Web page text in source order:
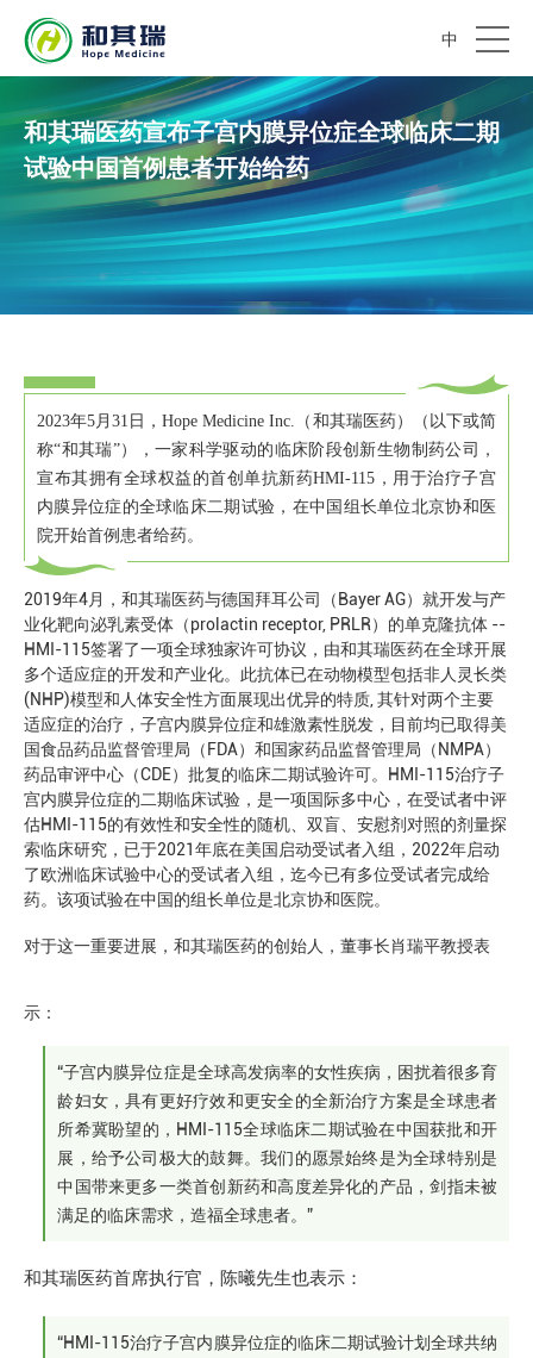
中
和其瑞医药宣布子宫内膜异位症全球临床二期
试验中国首例患者开始给药
2023年5月31日，Hope Medicine Inc.（和其瑞医药）（以下或简
称“和其瑞”），一家科学驱动的临床阶段创新生物制药公司，
宣布其拥有全球权益的首创单抗新药HMI-115，用于治疗子宫
内膜异位症的全球临床二期试验，在中国组长单位北京协和医
院开始首例患者给药。
2019年4月，和其瑞医药与德国拜耳公司（Bayer AG）就开发与产
业化靶向泌乳素受体（prolactin receptor, PRLR）的单克隆抗体 --
HMI-115签署了一项全球独家许可协议，由和其瑞医药在全球开展
多个适应症的开发和产业化。此抗体已在动物模型包括非人灵长类
(NHP)模型和人体安全性方面展现出优异的特质, 其针对两个主要
适应症的治疗，子宫内膜异位症和雄激素性脱发，目前均已取得美
国食品药品监督管理局（FDA）和国家药品监督管理局（NMPA）
药品审评中心（CDE）批复的临床二期试验许可。HMI-115治疗子
宫内膜异位症的二期临床试验，是一项国际多中心，在受试者中评
估HMI-115的有效性和安全性的随机、双盲、安慰剂对照的剂量探
索临床研究，已于2021年底在美国启动受试者入组，2022年启动
了欧洲临床试验中心的受试者入组，迄今已有多位受试者完成给
药。该项试验在中国的组长单位是北京协和医院。
对于这一重要进展，和其瑞医药的创始人，董事长肖瑞平教授表
示：
“子宫内膜异位症是全球高发病率的女性疾病，困扰着很多育
龄妇女，具有更好疗效和更安全的全新治疗方案是全球患者
所希冀盼望的，HMI-115全球临床二期试验在中国获批和开
展，给予公司极大的鼓舞。我们的愿景始终是为全球特别是
中国带来更多一类首创新药和高度差异化的产品，剑指未被
满足的临床需求，造福全球患者。”
和其瑞医药首席执行官，陈曦先生也表示：
“HMI-115治疗子宫内膜异位症的临床二期试验计划全球共纳